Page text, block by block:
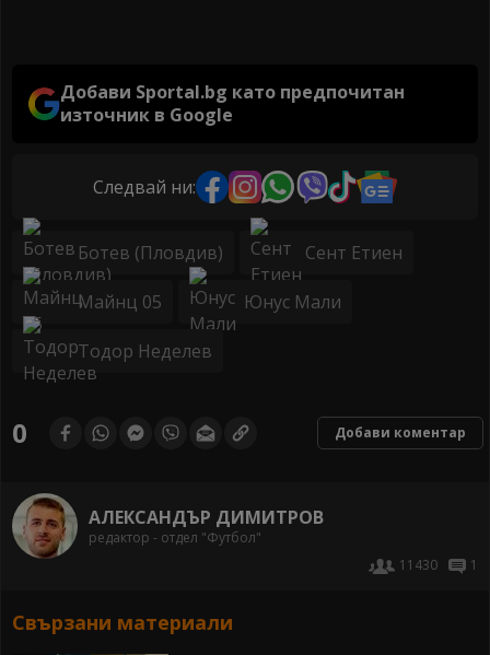
Добави Sportal.bg като предпочитан
източник в Google
Следвай ни:
Ботев (Пловдив) Сент Етиен
Майнц 05 Юнус Мали
Тодор Неделев
0 Добави коментар
АЛЕКСАНДЪР ДИМИТРОВ
редактор - отдел "Футбол"
11430
1
Свързани материали